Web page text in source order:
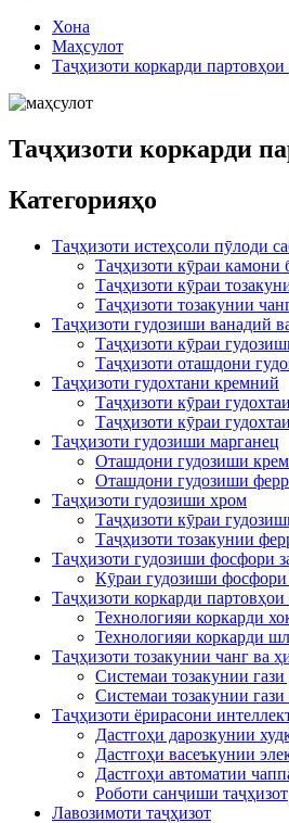
Хона
Маҳсулот
Таҷҳизоти коркарди партовҳои
Таҷҳизоти коркарди
Категорияҳо
Таҷҳизоти истеҳсоли пӯлоди
Таҷҳизоти кӯраи камони
Таҷҳизоти кӯраи
Таҷҳизоти тозакунии
Таҷҳизоти гудозиши ванадий
Таҷҳизоти кӯраи
Таҷҳизоти оташдони
Таҷҳизоти гудохтани кремний
Таҷҳизоти кӯраи
Таҷҳизоти кӯраи
Таҷҳизоти гудозиши марганец
Оташдони гудозиши
Оташдони гудозиши
Таҷҳизоти гудозиши хром
Таҷҳизоти кӯраи
Таҷҳизоти тозакунии
Таҷҳизоти гудозиши фосфори
Кӯраи гудозиши фосфори
Таҷҳизоти коркарди партовҳои
Технологияи коркарди
Технологияи коркарди
Таҷҳизоти тозакунии чанг ва
Системаи тозакунии
Системаи тозакунии
Таҷҳизоти ёрирасони
Дастгоҳи дарозкунии
Дастгоҳи васеъкунии
Дастгоҳи автоматии
Роботи санҷиши таҷҳизот
Лавозимоти таҷҳизот